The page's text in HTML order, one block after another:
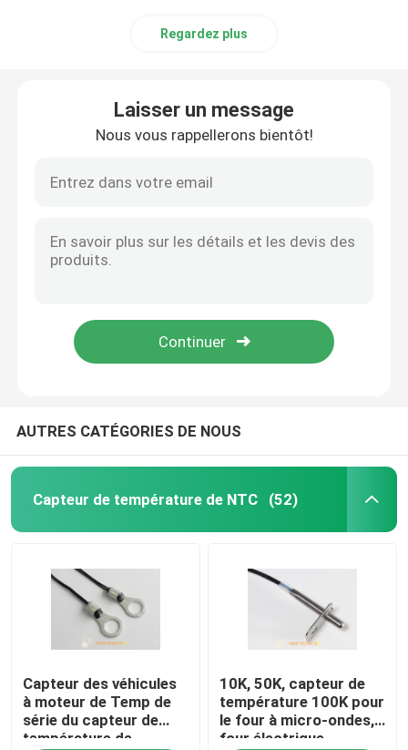
A propos de nous
Contacts
Regardez plus
Laisser un message
Nous vous rappellerons bientôt!
AUTRES CATÉGORIES DE NOUS
Capteur de température de NTC (52)
Capteur des véhicules
à moteur de Temp de
série du capteur de
température de
10K, 50K, capteur de
température 100K pour
le four à micro-ondes,
four électrique,